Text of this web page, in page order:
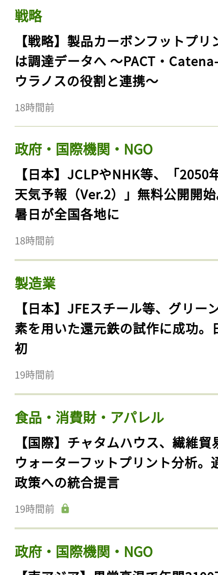
戦略
【戦略】製品カーボンフットプリ
は調達データへ 〜PACT・
ウラノスの役割と連携〜
18時間前
政府・国際機関・NGO
【日本】JCLPやNHK等、「2050
天気予報（Ver.2）」無料公開開
暑日が全国各地に
18時間前
製造業
【日本】JFEスチール等、グリー
素を用いた還元鉄の試作に成功。
初
19時間前
食品・消費財・アパレル
【国際】チャタムハウス、繊維貿
ウォーターフットプリント分析。
政策への統合提言
19時間前
政府・国際機関・NGO